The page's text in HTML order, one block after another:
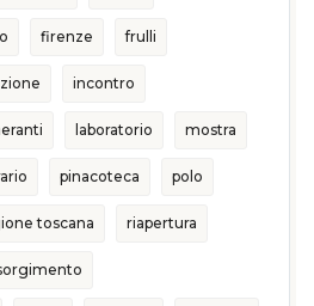
firenze frulli
incontro
laboratorio mostra
pinacoteca polo
toscana riapertura